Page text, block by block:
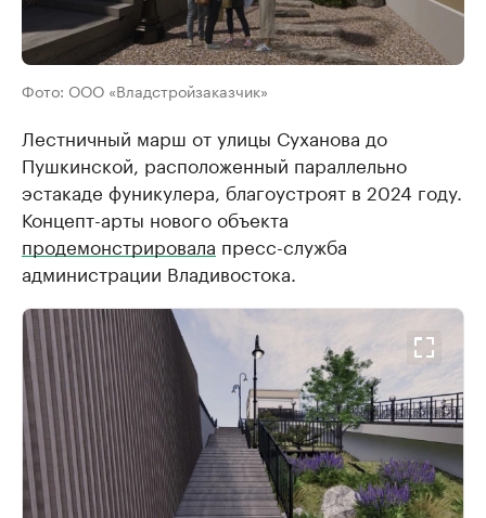
Фото: ООО «Владстройзаказчик»
Лестничный марш от улицы Суханова до
Пушкинской, расположенный параллельно
эстакаде фуникулера, благоустроят в 2024 году.
Концепт-арты нового объекта
продемонстрировала пресс-служба
администрации Владивостока.